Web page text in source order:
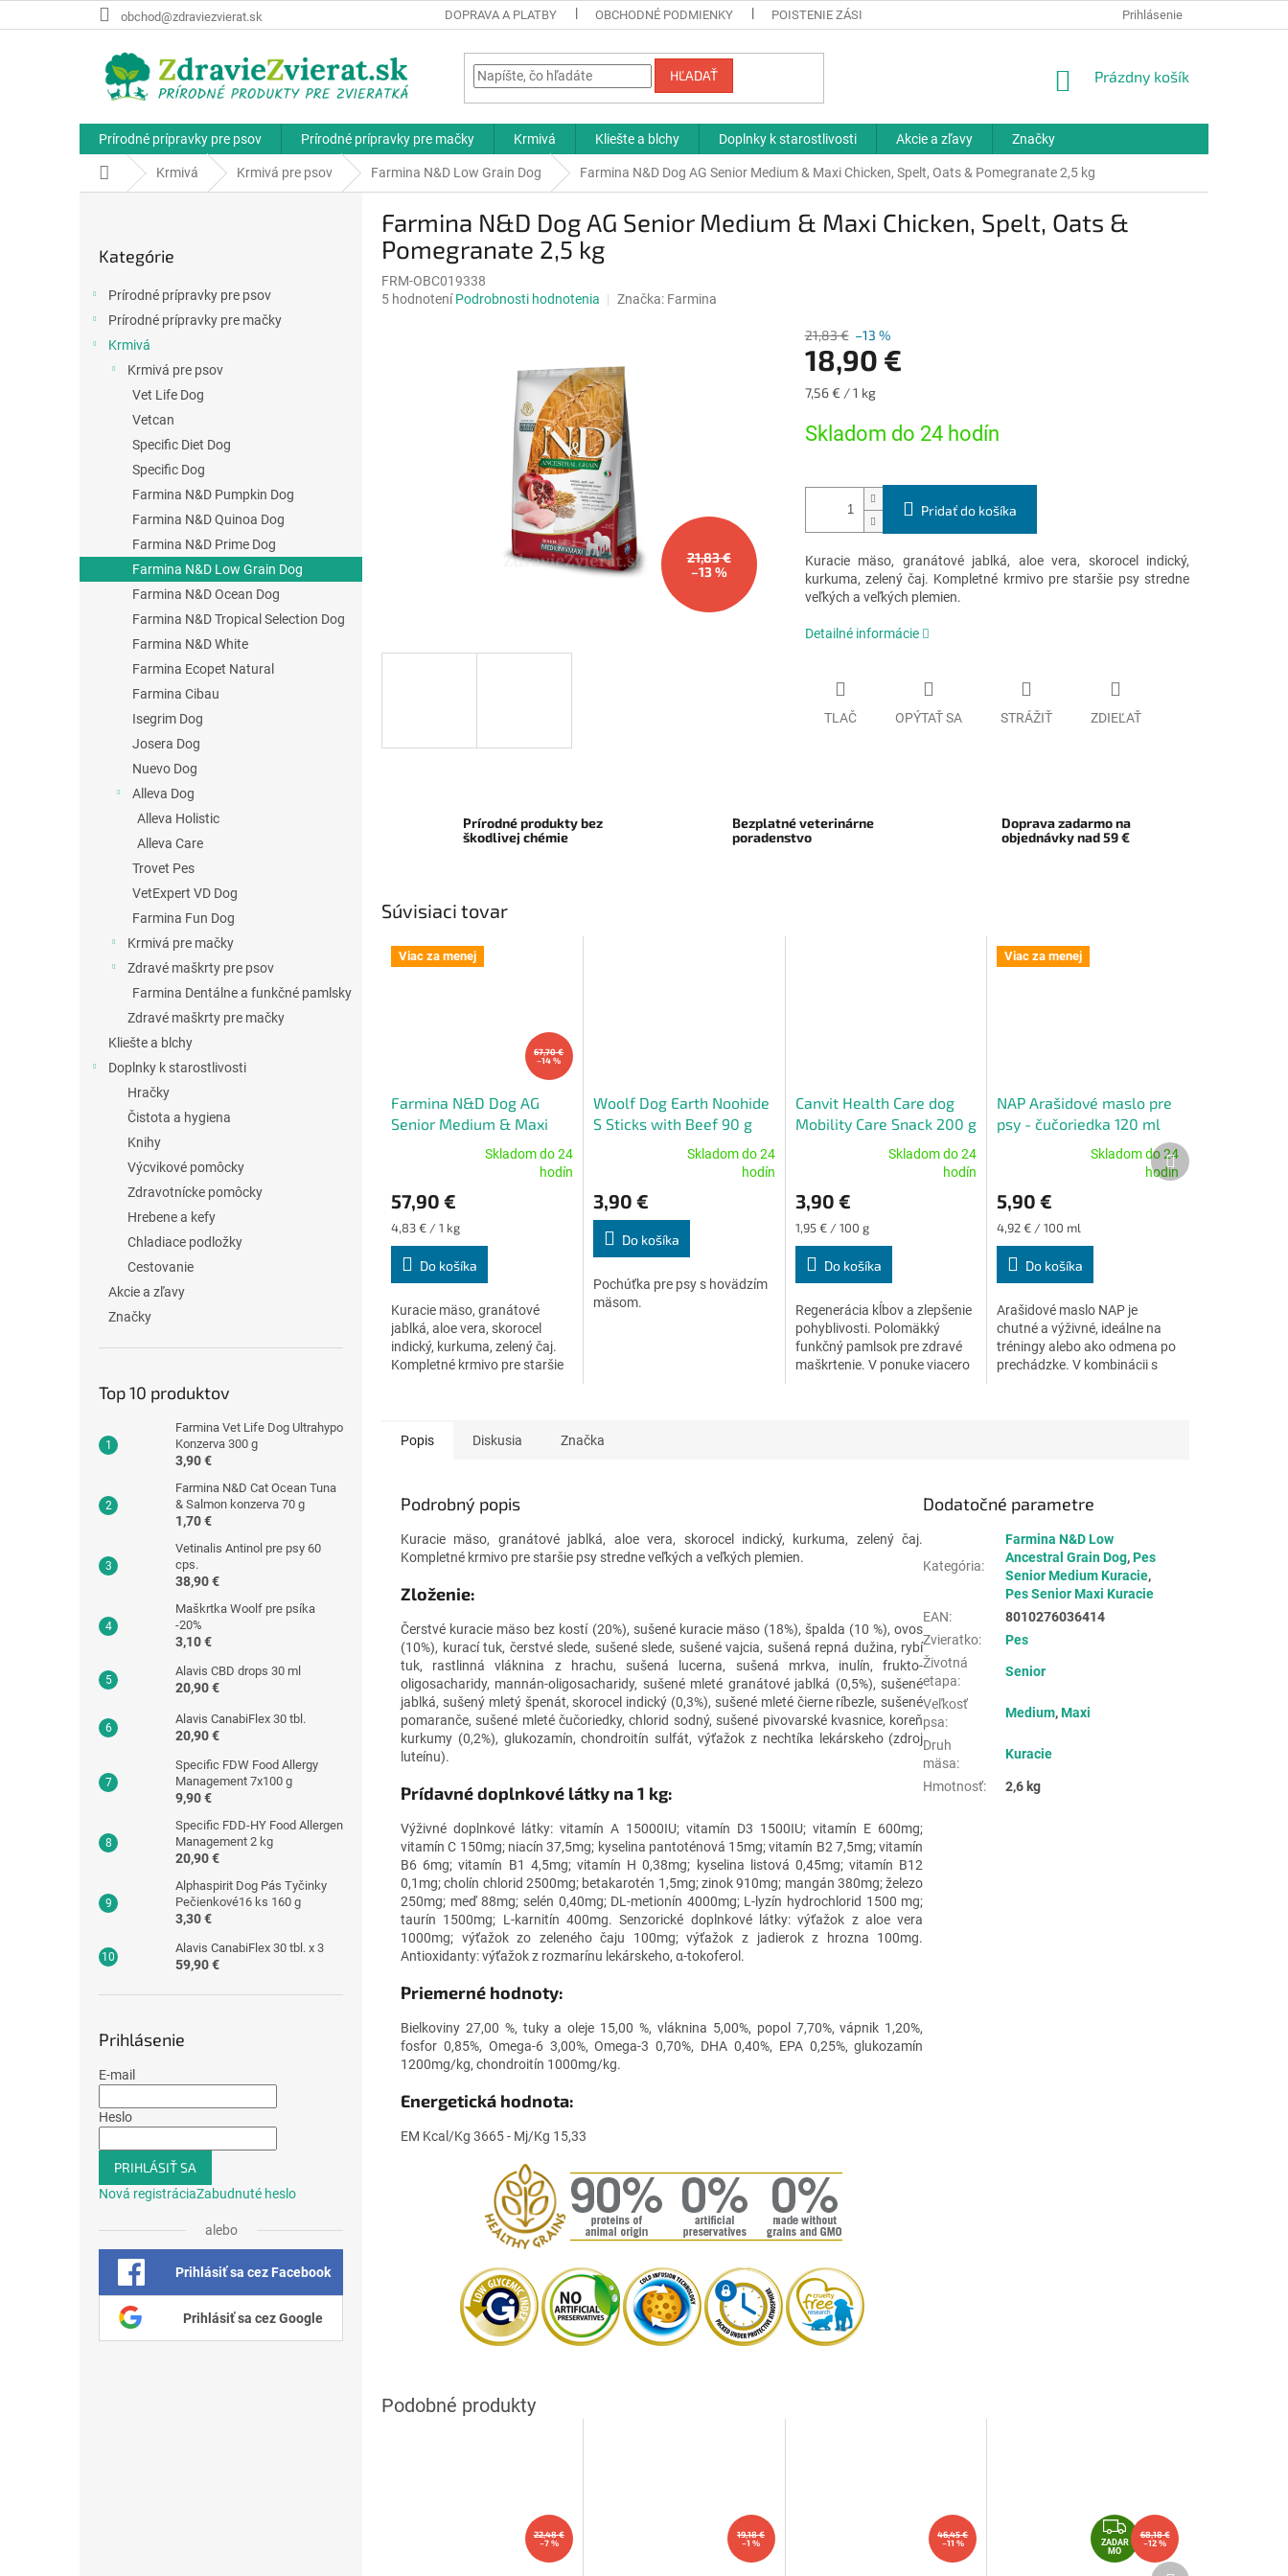
na
obchod@zdraviezvierat.sk DOPRAVA A PLATBY OBCHODNÉ PODMIENKY POISTENIE ZÁSIELKY ODBORNÉ
Prihlásenie
HĽADAŤ
NÁKUPNÝ
Prázdny košík
Prírodné prípravky pre psov Prírodné prípravky pre mačky Krmivá Kliešte a blchy Doplnky k starostlivosti Akcie a zľavy Značky
DomovKrmivá Krmivá pre psov Farmina N&D Low Grain Dog Farmina N&D Dog AG Senior Medium & Maxi Chicken, Spelt, Oats & Pomegranate 2,5 kg
kategórie
Kategórie
Prírodné prípravky pre psov
Prírodné prípravky pre mačky
Krmivá
Krmivá pre psov
Vet Life Dog
Vetcan
Specific Diet Dog
Specific Dog
Farmina N&D Pumpkin Dog
Farmina N&D Quinoa Dog
Farmina N&D Prime Dog
Farmina N&D Low Grain Dog
Farmina N&D Ocean Dog
Farmina N&D Tropical Selection Dog
Farmina N&D White
Farmina Ecopet Natural
Farmina Cibau
Isegrim Dog
Josera Dog
Nuevo Dog
Alleva Dog
Alleva Holistic
Alleva Care
Trovet Pes
VetExpert VD Dog
Farmina Fun Dog
Krmivá pre mačky
Zdravé maškrty pre psov
Farmina Dentálne a funkčné pamlsky
Zdravé maškrty pre mačky
Kliešte a blchy
Doplnky k starostlivosti
Hračky
Čistota a hygiena
Knihy
Výcvikové pomôcky
Zdravotnícke pomôcky
Hrebene a kefy
Chladiace podložky
Cestovanie
Akcie a zľavy
Značky
Top 10 produktov
Farmina Vet Life Dog Ultrahypo
Konzerva 300 g
3,90 €
Farmina N&D Cat Ocean Tuna
& Salmon konzerva 70 g
1,70 €
Vetinalis Antinol pre psy 60
cps.
38,90 €
Maškrtka Woolf pre psíka
-20%
3,10 €
Alavis CBD drops 30 ml
20,90 €
Alavis CanabiFlex 30 tbl.
20,90 €
Specific FDW Food Allergy
Management 7x100 g
9,90 €
Specific FDD-HY Food Allergen
Management 2 kg
20,90 €
Alphaspirit Dog Pás Tyčinky
Pečienkové16 ks 160 g
3,30 €
Alavis CanabiFlex 30 tbl. x 3
59,90 €
Prihlásenie
E-mail
Heslo
PRIHLÁSIŤ SA
Nová registráciaZabudnuté heslo
alebo
Prihlásiť sa cez Facebook
Prihlásiť sa cez Google
Farmina N&D Dog AG Senior Medium & Maxi Chicken, Spelt, Oats &
Pomegranate 2,5 kg
FRM-OBC019338
Priemerné
5 hodnotení Podrobnosti hodnotenia Značka: Farmina
21,83 €
–13 %
21,83 € –13 %
18,90 €
Jednotková
7,56 € / 1 kg
Skladom do 24 hodín
Pridať do košíka
Kuracie mäso, granátové jablká, aloe vera, skorocel indický,
kurkuma, zelený čaj. Kompletné krmivo pre staršie psy stredne
veľkých a veľkých plemien.
Detailné informácie
TLAČ OPÝTAŤ SA STRÁŽIŤ ZDIEĽAŤ
Prírodné produkty bez
škodlivej chémie
Bezplatné veterinárne
poradenstvo
Doprava zadarmo na
objednávky nad 59 €
Súvisiaci tovar
Viac za menej
67,70 €
–14 %
Farmina N&D Dog AG
Senior Medium & Maxi
Chicken, Spelt, Oats &
produktu
4,9
Skladom do 24
hodín
57,90 €
Jednotková
cena:
4,83 € / 1 kg
Do košíka
Kuracie mäso, granátové
jablká, aloe vera, skorocel
indický, kurkuma, zelený čaj.
Kompletné krmivo pre staršie
Woolf Dog Earth Noohide
S Sticks with Beef 90 g
produktu
je
5,0
z
hviezdičiek.
Skladom do 24
hodín
3,90 €
Do košíka
Pochúťka pre psy s hovädzím
mäsom.
Canvit Health Care dog
Mobility Care Snack 200 g
produktu
5,0
Skladom do 24
hodín
3,90 €
Jednotková
cena:
1,95 € / 100 g
Do košíka
Regenerácia kĺbov a zlepšenie
pohyblivosti. Polomäkký
funkčný pamlsok pre zdravé
maškrtenie. V ponuke viacero
Viac za menej
NAP Arašidové maslo pre
psy - čučoriedka 120 ml
produktu
5,0
Skladom do 24
hodín
5,90 €
Jednotková
cena:
4,92 € / 100 ml
Do košíka
Arašidové maslo NAP je
chutné a výživné, ideálne na
tréningy alebo ako odmena po
prechádzke. V kombinácii s
Ďalší
produkt
Popis Diskusia Značka
Podrobný popis
Kuracie mäso, granátové jablká, aloe vera, skorocel indický, kurkuma, zelený čaj.
Kompletné krmivo pre staršie psy stredne veľkých a veľkých plemien.
Zloženie:
Čerstvé kuracie mäso bez kostí (20%), sušené kuracie mäso (18%), špalda (10 %), ovos
(10%), kurací tuk, čerstvé slede, sušené slede, sušené vajcia, sušená repná dužina, rybí
tuk, rastlinná vláknina z hrachu, sušená lucerna, sušená mrkva, inulín, frukto-
oligosacharidy, mannán-oligosacharidy, sušené mleté granátové jablká (0,5%), sušené
jablká, sušený mletý špenát, skorocel indický (0,3%), sušené mleté čierne ríbezle, sušené
pomaranče, sušené mleté čučoriedky, chlorid sodný, sušené pivovarské kvasnice, koreň
kurkumy (0,2%), glukozamín, chondroitín sulfát, výťažok z nechtíka lekárskeho (zdroj
luteínu).
Prídavné doplnkové látky na 1 kg:
Výživné doplnkové látky: vitamín A 15000IU; vitamín D3 1500IU; vitamín E 600mg;
vitamín C 150mg; niacín 37,5mg; kyselina pantoténová 15mg; vitamín B2 7,5mg; vitamín
B6 6mg; vitamín B1 4,5mg; vitamín H 0,38mg; kyselina listová 0,45mg; vitamín B12
0,1mg; cholín chlorid 2500mg; betakarotén 1,5mg; zinok 910mg; mangán 380mg; železo
250mg; meď 88mg; selén 0,40mg; DL-metionín 4000mg; L-lyzín hydrochlorid 1500 mg;
taurín 1500mg; L-karnitín 400mg. Senzorické doplnkové látky: výťažok z aloe vera
1000mg; výťažok zo zeleného čaju 100mg; výťažok z jadierok z hrozna 100mg.
Antioxidanty: výťažok z rozmarínu lekárskeho, α-tokoferol.
Priemerné hodnoty:
Bielkoviny 27,00 %, tuky a oleje 15,00 %, vláknina 5,00%, popol 7,70%, vápnik 1,20%,
fosfor 0,85%, Omega-6 3,00%, Omega-3 0,70%, DHA 0,40%, EPA 0,25%, glukozamín
1200mg/kg, chondroitín 1000mg/kg.
Energetická hodnota:
EM Kcal/Kg 3665 - Mj/Kg 15,33
Dodatočné parametre
Kategória:
Farmina N&D Low
Ancestral Grain Dog,Pes
Senior Medium Kuracie,
Pes Senior Maxi Kuracie
EAN:
8010276036414
Zvieratko:
Pes
Životná
etapa:
Senior
Veľkosť
psa:
Medium,Maxi
Druh
mäsa:
Kuracie
Hmotnosť: 2,6 kg
22,48 €
–7 %
19,18 €
–1 %
46,45 €
–11 %
Z
A
ZADAR
MO
68,18 €
–12 %
Ďalší